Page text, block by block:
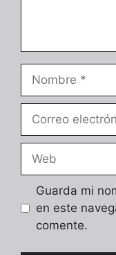
Nombre
Correo
Web
Guarda mi
en este
comente.